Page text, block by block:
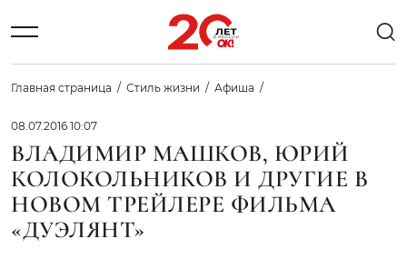
Главная страница Стиль жизни Афиша
08.07.2016 10:07
ВЛАДИМИР МАШКОВ, ЮРИЙ
КОЛОКОЛЬНИКОВ И ДРУГИЕ В
НОВОМ ТРЕЙЛЕРЕ ФИЛЬМА
«ДУЭЛЯНТ»